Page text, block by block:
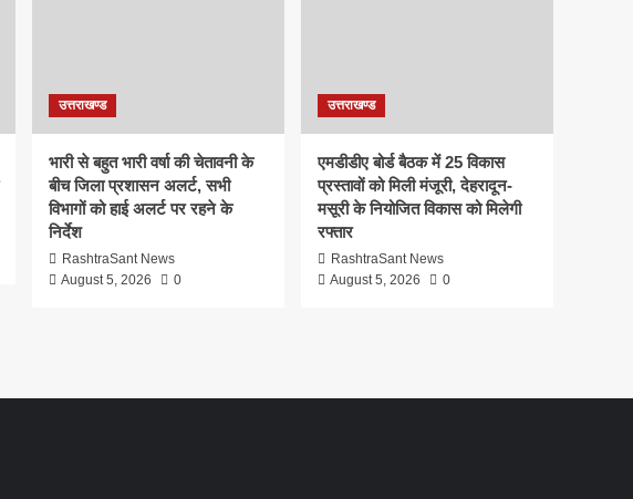
उत्तराखण्ड
भारी से बहुत भारी वर्षा की चेतावनी के
बीच जिला प्रशासन अलर्ट, सभी
विभागों को हाई अलर्ट पर रहने के
निर्देश
RashtraSant News
August 5, 2026
0
उत्तराखण्ड
एमडीडीए बोर्ड बैठक में 25 विकास
प्रस्तावों को मिली मंजूरी, देहरादून-
मसूरी के नियोजित विकास को मिलेगी
रफ्तार
RashtraSant News
August 5, 2026
0